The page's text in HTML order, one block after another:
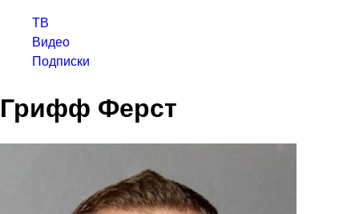
ТВ
Видео
Подписки
Грифф Ферст